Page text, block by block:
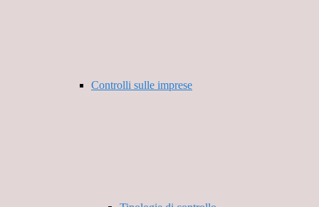
Controlli sulle imprese